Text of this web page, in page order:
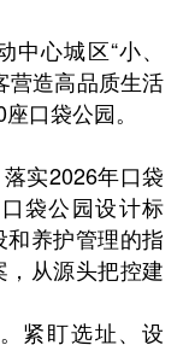
心城区“小、
营造高品质生活
座口袋公园。
实2026年口袋
袋公园设计标
养护管理的指
从源头把控建
紧盯选址、设